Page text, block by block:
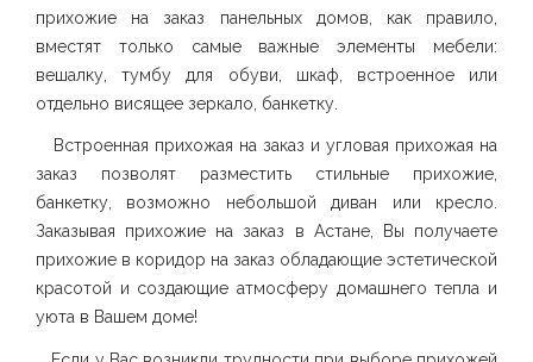
прихожие на заказ панельных домов, как правило,
вместят только самые важные элементы мебели:
вешалку, тумбу для обуви, шкаф, встроенное или
отдельно висящее зеркало, банкетку.
Встроенная прихожая на заказ и угловая прихожая на
заказ позволят разместить стильные прихожие,
банкетку, возможно небольшой диван или кресло.
Заказывая прихожие на заказ в Астане, Вы получаете
прихожие в коридор на заказ обладающие эстетической
красотой и создающие атмосферу домашнего тепла и
уюта в Вашем доме!